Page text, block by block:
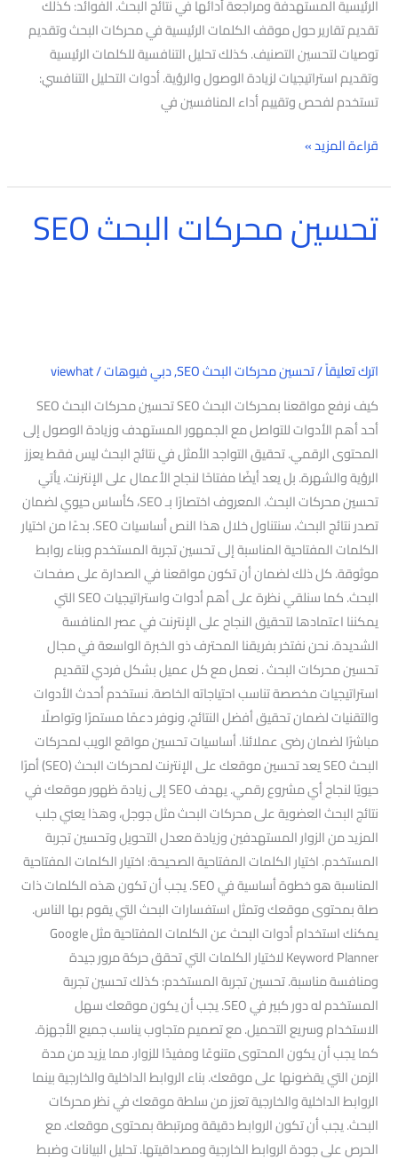
الرئيسية المستهدفة ومراجعة أدائها في نتائج البحث. الفوائد: كذلك
تقديم تقارير حول موقف الكلمات الرئيسية في محركات البحث وتقديم
توصيات لتحسين التصنيف. كذلك تحليل التنافسية للكلمات الرئيسية
وتقديم استراتيجيات لزيادة الوصول والرؤية. أدوات التحليل التنافسي:
تستخدم لفحص وتقييم أداء المنافسين في
قراءة المزيد »
تحسين محركات البحث SEO
اترك تعليقاً/تحسين محركات البحث SEO ,دبي فيوهات/
viewhat
كيف نرفع مواقعنا بمحركات البحث SEO تحسين محركات البحث SEO
أحد أهم الأدوات للتواصل مع الجمهور المستهدف وزيادة الوصول إلى
المحتوى الرقمي. تحقيق التواجد الأمثل في نتائج البحث ليس فقط يعزز
الرؤية والشهرة. بل يعد أيضًا مفتاحًا لنجاح الأعمال على الإنترنت. يأتي
تحسين محركات البحث. المعروف اختصارًا بـ SEO، كأساس حيوي لضمان
تصدر نتائج البحث. سنتناول خلال هذا النص أساسيات SEO. بدءًا من اختيار
الكلمات المفتاحية المناسبة إلى تحسين تجربة المستخدم وبناء روابط
موثوقة. كل ذلك لضمان أن تكون مواقعنا في الصدارة على صفحات
البحث. كما سنلقي نظرة على أهم أدوات واستراتيجيات SEO التي
يمكننا اعتمادها لتحقيق النجاح على الإنترنت في عصر المنافسة
الشديدة. نحن نفتخر بفريقنا المحترف ذو الخبرة الواسعة في مجال
تحسين محركات البحث . نعمل مع كل عميل بشكل فردي لتقديم
استراتيجيات مخصصة تناسب احتياجاته الخاصة. نستخدم أحدث الأدوات
والتقنيات لضمان تحقيق أفضل النتائج، ونوفر دعمًا مستمرًا وتواصلًا
مباشرًا لضمان رضى عملائنا. أساسيات تحسين مواقع الويب لمحركات
البحث SEO يعد تحسين موقعك على الإنترنت لمحركات البحث (SEO) أمرًا
حيويًا لنجاح أي مشروع رقمي. يهدف SEO إلى زيادة ظهور موقعك في
نتائج البحث العضوية على محركات البحث مثل جوجل، وهذا يعني جلب
المزيد من الزوار المستهدفين وزيادة معدل التحويل وتحسين تجربة
المستخدم. اختيار الكلمات المفتاحية الصحيحة: اختيار الكلمات المفتاحية
المناسبة هو خطوة أساسية في SEO. يجب أن تكون هذه الكلمات ذات
صلة بمحتوى موقعك وتمثل استفسارات البحث التي يقوم بها الناس.
يمكنك استخدام أدوات البحث عن الكلمات المفتاحية مثل Google
Keyword Planner لاختيار الكلمات التي تحقق حركة مرور جيدة
ومنافسة مناسبة. تحسين تجربة المستخدم: كذلك تحسين تجربة
المستخدم له دور كبير في SEO. يجب أن يكون موقعك سهل
الاستخدام وسريع التحميل. مع تصميم متجاوب يناسب جميع الأجهزة.
كما يجب أن يكون المحتوى متنوعًا ومفيدًا للزوار. مما يزيد من مدة
الزمن التي يقضونها على موقعك. بناء الروابط الداخلية والخارجية بينما
الروابط الداخلية والخارجية تعزز من سلطة موقعك في نظر محركات
البحث. يجب أن تكون الروابط دقيقة ومرتبطة بمحتوى موقعك. مع
الحرص على جودة الروابط الخارجية ومصداقيتها. تحليل البيانات وضبط
تحسين
محركات